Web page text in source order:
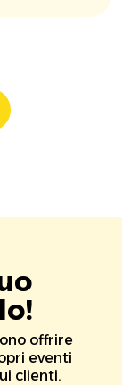
offrire
eventi
clienti.